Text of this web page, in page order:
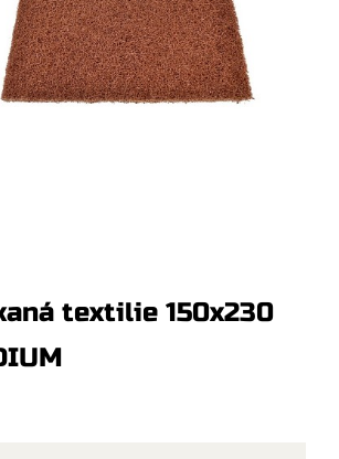
textilie 150x230